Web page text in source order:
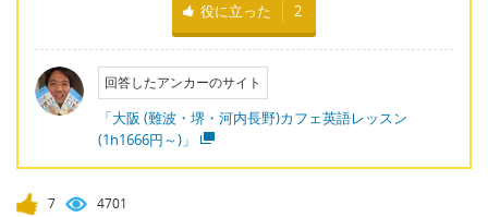
役に立った 2
回答したアンカーのサイト
「大阪 (難波・堺・河内長野)カフェ英語レッスン
(1h1666円～)」
7 4701